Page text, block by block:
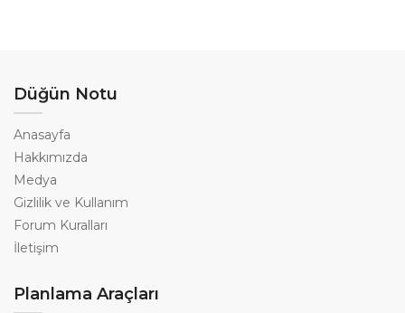
Düğün Notu
Anasayfa
Hakkımızda
Medya
Gizlilik ve Kullanım
Forum Kuralları
İletişim
Planlama Araçları